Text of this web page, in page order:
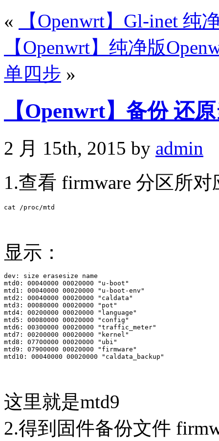
«
【Openwrt】Gl-inet 纯
【Openwrt】纯净版
单四步 »
【Openwrt】备份 还
2 月 15th, 2015 by admin
1.查看 firmware 分区所
显示：
dev: size erasesize name
mtd0: 00040000 00020000 "u-boot"
mtd1: 00040000 00020000 "u-boot-env"
mtd2: 00040000 00020000 "caldata"
mtd3: 00080000 00020000 "pot"
mtd4: 00200000 00020000 "language"
mtd5: 00080000 00020000 "config"
mtd6: 00300000 00020000 "traffic_meter"
mtd7: 00200000 00020000 "kernel"
mtd8: 07700000 00020000 "ubi"
mtd9: 07900000 00020000 "firmware"
这里就是mtd9
2.得到固件备份文件